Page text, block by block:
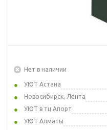
Нет в наличии
УЮТ Астана
Новосибирск, Лента
УЮТ в тц Апорт
УЮТ Алматы